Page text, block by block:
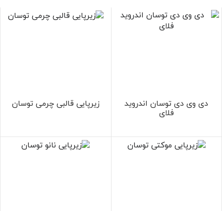
دی وی دی توسان اندروید
فلای
زیرپایی قالبی چرمی توسان